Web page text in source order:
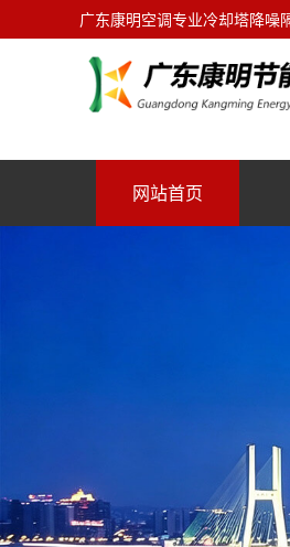
广东康明空调专业冷却塔降噪
网站首页